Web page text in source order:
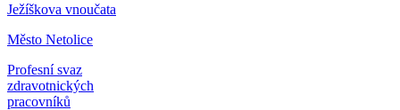
Ježíškova vnoučata
Město Netolice
Profesní svaz
zdravotnických
pracovníků